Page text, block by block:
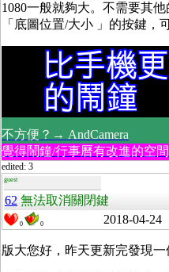
1080一般就夠大。不需要其
「底圖位置/大小 」的按鍵，
不方便？→ AndCamera
覺得鬧鐘/行事曆有改進的空
edited: 3
guest
62 無法取消關閉鍵
0 0 2018-04-24
版大您好，昨天更新完發現一